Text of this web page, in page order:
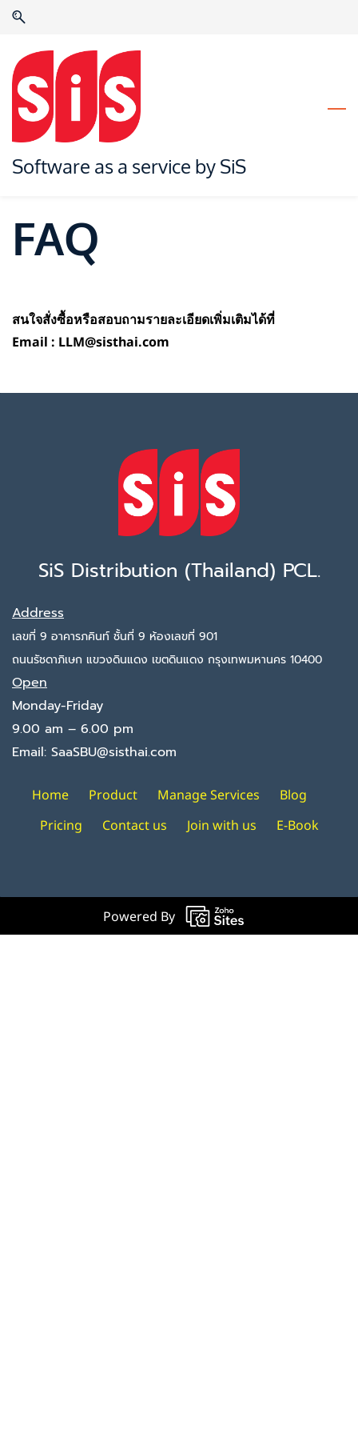
Skip
search
Skip
main
content
Software as a service by SiS
FAQ
สนใจสั่งซื้อหรือสอบถามรายละเอียดเพิ่มเติมได้ที่
Email : LLM@sisthai.com
SiS Distribution (Thailand) PCL.
Address
เลขที่ 9 อาคารภคินท์ ชั้นที่ 9 ห้องเลขที่ 901
ถนนรัชดาภิเษก แขวงดินแดง เขตดินแดง กรุงเทพมหานคร 10400
Open
Monday-Friday
9.00 am – 6.00 pm
Email: SaaSBU@sisthai.com
Home Product Manage Services
Blog
Pricing
Contact us Join with us E-Book
Powered By